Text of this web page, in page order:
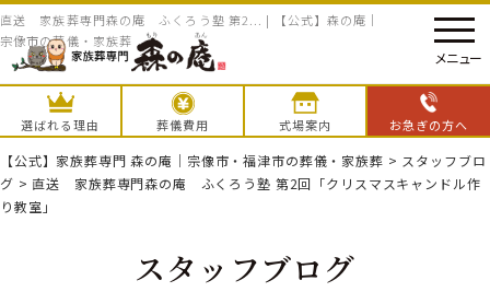
直送 家族葬専門森の庵 ふくろう塾 第2... | 【公式】森の庵｜
宗像市の葬儀・家族葬
選ばれる理由 葬儀費用 式場案内 お急ぎの方へ
メニュー
【公式】家族葬専門 森の庵｜宗像市・福津市の葬儀・家族葬 > スタッフブロ
グ > 直送 家族葬専門森の庵 ふくろう塾 第2回「クリスマスキャンドル作
り教室」
スタッフブログ